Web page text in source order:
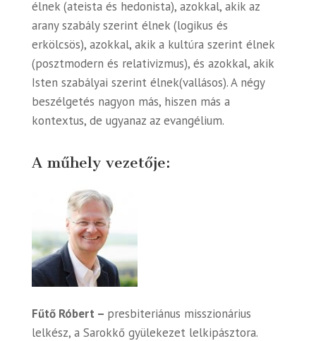
élnek (ateista és hedonista), azokkal, akik az
arany szabály szerint élnek (logikus és
erkölcsös), azokkal, akik a kultúra szerint élnek
(posztmodern és relativizmus), és azokkal, akik
Isten szabályai szerint élnek(vallásos). A négy
beszélgetés nagyon más, hiszen más a
kontextus, de ugyanaz az evangélium.
A műhely vezetője:
Fűtő Róbert – presbiteriánus misszionárius
lelkész, a Sarokkő gyülekezet lelkipásztora.